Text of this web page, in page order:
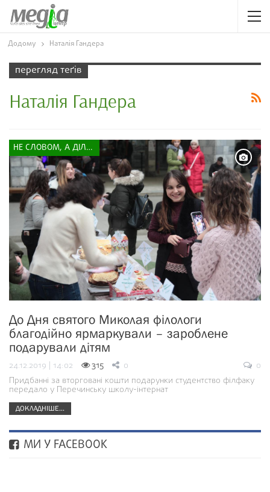
Додому Наталія Гандера
перегляд теґів
Наталія Гандера
НЕ СЛОВОМ, А ДІЛОМ
До Дня святого Миколая філологи
благодійно ярмаркували – зароблене
подарували дітям
24.12.2019 | 14:02 315 0
0
Придбанні за вторговані кошти подарунки студентство філфаку
передало у Перечинську школу-інтернат
ДОКЛАДНІШЕ...
МИ У FACEBOOK